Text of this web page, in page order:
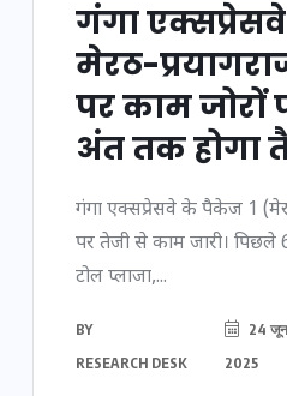
गंगा
मेरठ-
पर काम जोरों
अंत तक होगा
गंगा एक्सप्रेसवे के पैकेज 1
पर तेजी से काम जारी। पिछले
टोल प्लाजा,...
BY
RESEARCH DESK
24
2025